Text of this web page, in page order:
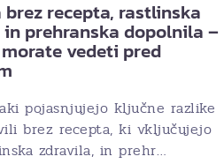
recepta, rastlinska
prehranska dopolnila –
vedeti pred
pojasnjujejo ključne razlike
brez recepta, ki vključujejo
zdravila, in prehr…